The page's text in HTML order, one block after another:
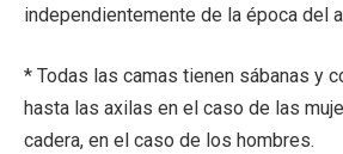
independientemente de la época del
* Todas las camas tienen sábanas y
hasta las axilas en el caso de las
cadera, en el caso de los hombres.